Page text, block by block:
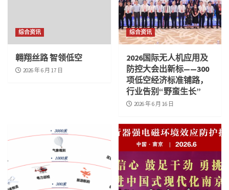
综合资讯
翱翔丝路 智领低空
2026 年 6 月 17 日
综合资讯
2026国际无人机应用及
防控大会出新标——300
项低空经济标准铺路，
行业告别“野蛮生长”
2026 年 6 月 16 日